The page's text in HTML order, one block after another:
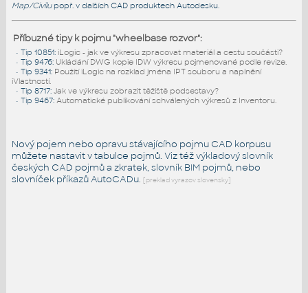
Map/Civilupopř. v dalších CAD produktech Autodesku.
Příbuzné tipy k pojmu "wheelbase rozvor":
• Tip 10851: iLogic - jak ve výkresu zpracovat materiál a cestu součásti?
• Tip 9476: Ukládání DWG kopie IDW výkresu pojmenované podle revize.
• Tip 9341: Použití iLogic na rozklad jména IPT souboru a naplnění
iVlastností.
• Tip 8717: Jak ve výkresu zobrazit těžiště podsestavy?
• Tip 9467: Automatické publikování schválených výkresů z Inventoru.
Nový pojem nebo opravu stávajícího pojmu CAD korpusu
můžete nastavit v tabulce pojmů. Viz téžvýkladový slovník
českých CAD pojmů a zkratek,slovník BIM pojmů, nebo
slovníček příkazů AutoCADu. [preklad vyrazov slovensky]